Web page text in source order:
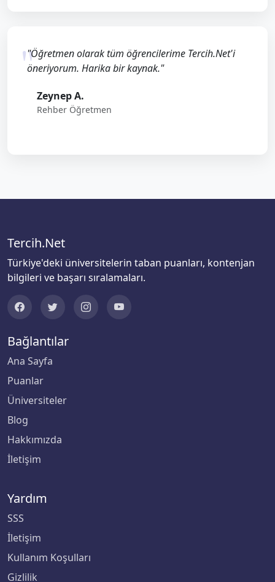
"Öğretmen olarak tüm öğrencilerime Tercih.Net'i
öneriyorum. Harika bir kaynak."
Zeynep A.
Rehber Öğretmen
Tercih.Net
Türkiye'deki üniversitelerin taban puanları, kontenjan
bilgileri ve başarı sıralamaları.
Bağlantılar
Ana Sayfa
Puanlar
Üniversiteler
Blog
Hakkımızda
İletişim
Yardım
SSS
İletişim
Kullanım Koşulları
Gizlilik